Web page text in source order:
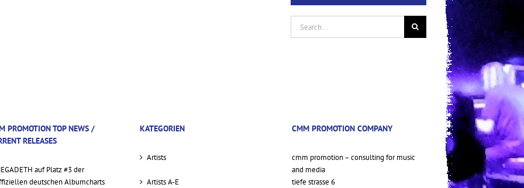
PROMOTION TOP NEWS /
RELEASES
auf Platz #3 der
deutschen Albumcharts
KATEGORIEN
Artists
Artists A-E
CMM PROMOTION COMPANY
cmm promotion – consulting for music
and media
tiefe strasse 6